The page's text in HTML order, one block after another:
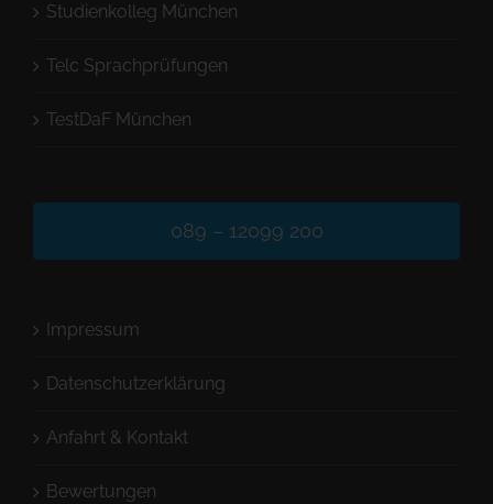
Studienkolleg München
Telc Sprachprüfungen
TestDaF München
089 – 12099 200
Impressum
Datenschutzerklärung
Anfahrt & Kontakt
Bewertungen